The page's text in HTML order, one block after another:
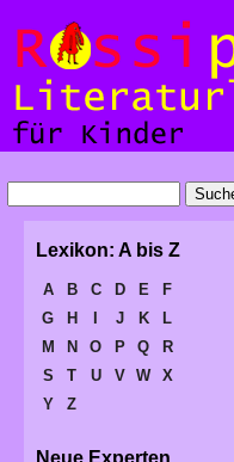
Lexikon: A bis Z
A B C D E
F
G
H J K
L
M
N O P Q
R
S
T U V W
X
Y
Z
Neue Experten